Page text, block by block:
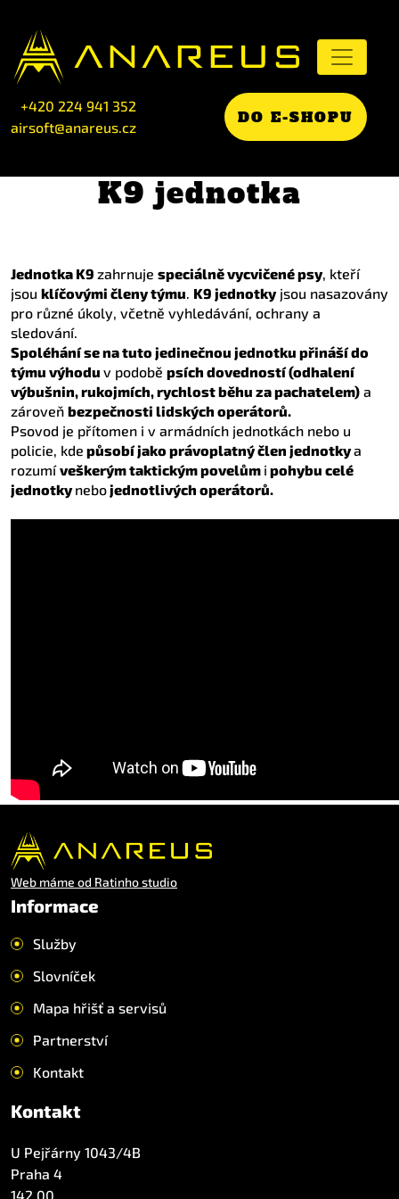
+420 224 941 352
airsoft@anareus.cz
DO E-SHOPU
K9 jednotka
Jednotka K9 zahrnuje speciálně vycvičené psy, kteří
jsou klíčovými členy týmu. K9 jednotkyjsou nasazovány
pro různé úkoly, včetně vyhledávání, ochrany a
sledování.
Spoléhání se na tuto jedinečnou jednotku přináší do
týmu výhodu v podobě psích dovedností (odhalení
výbušnin, rukojmích, rychlost běhu za pachatelem) a
zároveň bezpečnosti lidských operátorů.
Psovod je přítomen i v armádních jednotkách nebo u
policie, kde působí jako právoplatný člen jednotkya
rozumíveškerým taktickým povelům i pohybu celé
jednotkynebojednotlivých operátorů.
Web máme od Ratinho studio
Informace
Služby
Slovníček
Mapa hřišť a servisů
Partnerství
Kontakt
Kontakt
U Pejřárny 1043/4B
Praha 4
142 00